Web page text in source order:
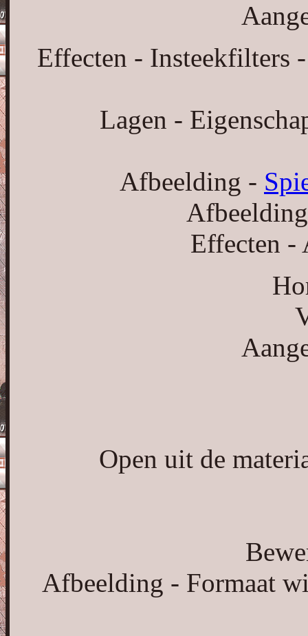
Effecten - Insteekfilters
Lagen -
Afbeelding -
Effecten -
Open uit de
Afbeelding - Formaat